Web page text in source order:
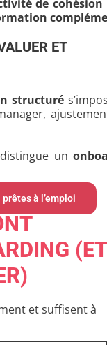
de cohésion
ET
structuré
un
à l’emploi
(ET
et suffisent à